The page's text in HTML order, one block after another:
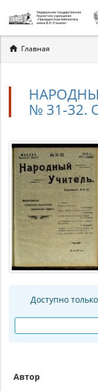
Вы
здесь
Главная
№ 31-32.
Доступно
Автор